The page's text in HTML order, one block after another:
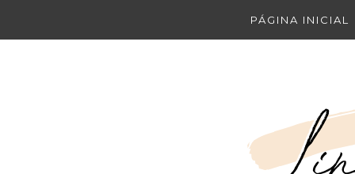
PÁGINA INICIAL